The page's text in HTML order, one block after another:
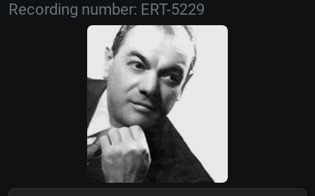
Recording number: ERT-5229